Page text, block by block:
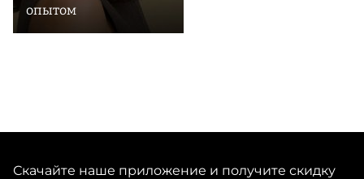
опытом
Скачайте наше приложение и получите скидку